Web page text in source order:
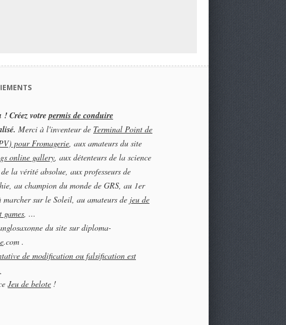
! Créez votrepermis de conduire
Merci à l'inventeur de Terminal Point de
pour Fromagerie, aux amateurs du site
online gallery, aux détenteurs de la science
la vérité absolue, aux professeurs de
au champion du monde de GRS, au 1er
marcher sur le Soleil, au amateurs de jeu de
games, ...
du site sur diploma-
.com .
de modification ou falsification est
Jeu de belote !